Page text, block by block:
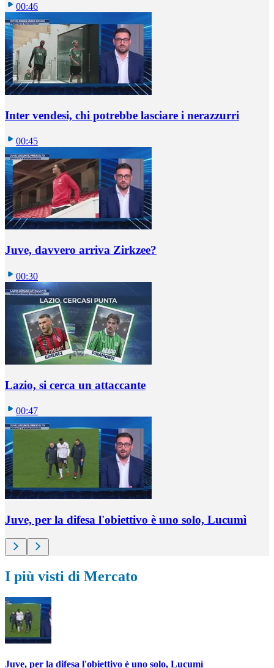
00:46
Inter vendesi, chi potrebbe lasciare i nerazzurri
00:45
Juve, davvero arriva Zirkzee?
00:30
Lazio, si cerca un attaccante
00:47
Juve, per la difesa l'obiettivo è uno solo, Lucumì
I più visti di Mercato
Juve, per la difesa l'obiettivo è uno solo, Lucumì